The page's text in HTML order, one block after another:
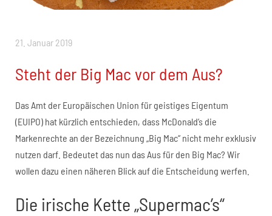
21. Januar 2019
Steht der Big Mac vor dem Aus?
Das Amt der Europäischen Union für geistiges Eigentum
(EUIPO) hat kürzlich entschieden, dass McDonald’s die
Markenrechte an der Bezeichnung „Big Mac“ nicht mehr exklusiv
nutzen darf. Bedeutet das nun das Aus für den Big Mac? Wir
wollen dazu einen näheren Blick auf die Entscheidung werfen.
Die irische Kette „Supermac’s“